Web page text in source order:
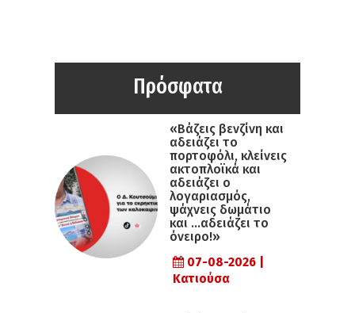
Πρόσφατα
«Βάζεις βενζίνη και
αδειάζει το
πορτοφόλι, κλείνεις
ακτοπλοϊκά και
αδειάζει ο
λογαριασμός,
ψάχνεις δωμάτιο
και …αδειάζει το
όνειρο!»
07-08-2026 |
Κατιούσα